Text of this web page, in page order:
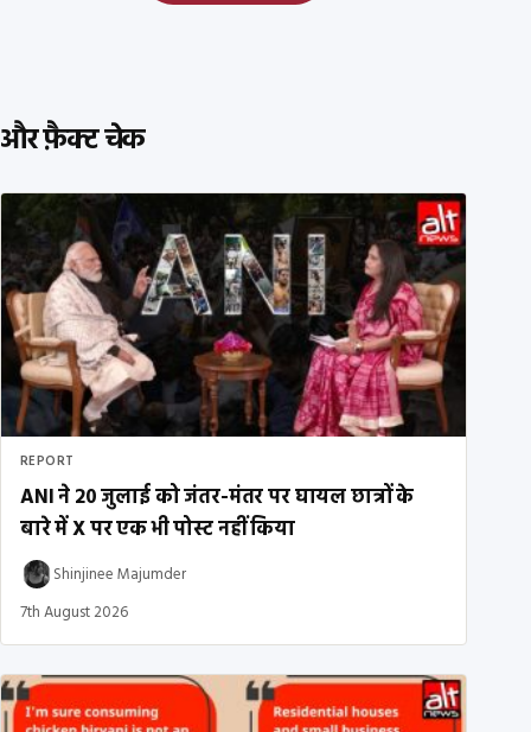
और फ़ैक्ट चेक
REPORT
ANI ने 20 जुलाई को जंतर-मंतर पर घायल छात्रों के
बारे में X पर एक भी पोस्ट नहीं किया
Shinjinee Majumder
7th August 2026